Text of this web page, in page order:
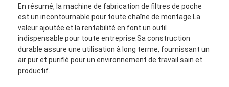
En résumé, la machine de fabrication de filtres de poche
est un incontournable pour toute chaîne de montage.La
valeur ajoutée et la rentabilité en font un outil
indispensable pour toute entreprise.Sa construction
durable assure une utilisation à long terme, fournissant un
air pur et purifié pour un environnement de travail sain et
productif.